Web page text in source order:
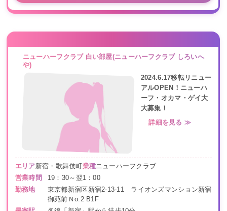
ニューハーフクラブ 白い部屋(ニューハーフクラブ しろいへ
や)
2024.6.17移転リニュー
アルOPEN！ニューハ
ーフ・オカマ・ゲイ大
大募集！
詳細を見る ≫
エリア新宿・歌舞伎町 業種ニューハーフクラブ
営業時間
19：30～翌1：00
勤務地
東京都新宿区新宿2-13-11 ライオンズマンション新宿
御苑前Ｎo.2 B1F